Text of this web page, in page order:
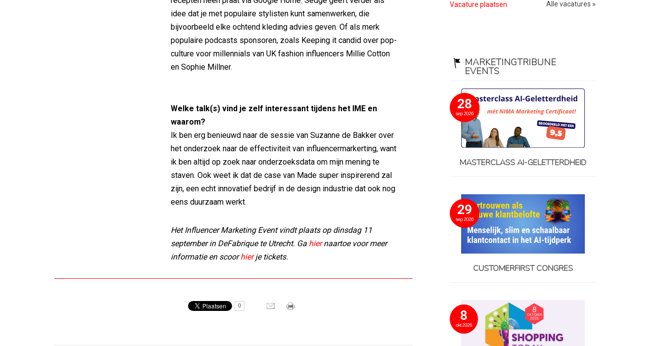
idee dat je met populaire stylisten kunt samenwerken, die
bijvoorbeeld elke ochtend kleding advies geven. Of als merk
populaire podcasts sponsoren, zoals Keeping it candid over pop-
culture voor millennials van UK fashion influencers Millie Cotton
en Sophie Millner.
Welke talk(s) vind je zelf interessant tijdens het IME en
waarom?
Ik ben erg benieuwd naar de sessie van Suzanne de Bakker over
het onderzoek naar de effectiviteit van influencermarkerting, want
ik ben altijd op zoek naar onderzoeksdata om mijn mening te
staven. Ook weet ik dat de case van Made super inspirerend zal
zijn, een echt innovatief bedrijf in de design industrie dat ook nog
eens duurzaam werkt.
Het Influencer Marketing Event vindt plaats op dinsdag 11
september in DeFabrique te Utrecht. Ga hiernaartoe voor meer
informatie en scoorhierje tickets.
0
Vacature plaatsen Alle vacatures »
MARKETINGTRIBUNE
EVENTS
28
sep 2026
MASTERCLASS AI-GELETTERDHEID
29
sep 2026
CUSTOMERFIRST CONGRES
8
okt 2026